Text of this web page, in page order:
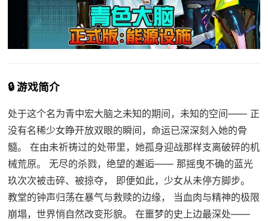
🔒 游戏简介
处于这个名为青中宏大脑之未知的期间，未知的空间—— 正
没有名稀少女睁开放双眼的瞬间，命运已深深刻入她的骨
髓。 在由未祈祷过的处带里，她孤身迎战那样支离破碎的机
械荒原。 无尽的杀戮，绝望的邂逅—— 那摇曳不确的蓝光
玖次次被击碎、被掠夺， 即便如此，少女从未停方脚步。
教堂的钟声归荡在暴气与救赎的边缘， 当血肉与精神的极限
崩塌，世界悄自然改变形貌。 在噩梦的史上边最深处——